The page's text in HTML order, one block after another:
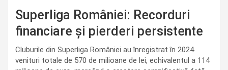
Superliga României: Recorduri
financiare și pierderi persistente
Cluburile din Superliga României au înregistrat în 2024
venituri totale de 570 de milioane de lei, echivalentul a 114